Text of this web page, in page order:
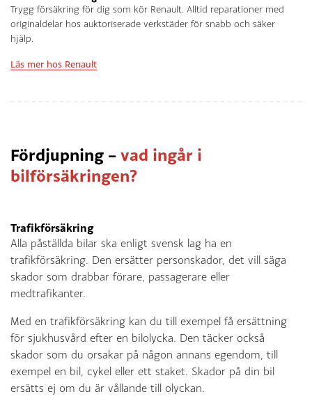
Trygg försäkring för dig som kör Renault. Alltid reparationer med
originaldelar hos auktoriserade verkstäder för snabb och säker
hjälp.
Läs mer hos Renault
Fördjupning – vad ingår i
bilförsäkringen?
Trafikförsäkring
Alla påställda bilar ska enligt svensk lag ha en
trafikförsäkring. Den ersätter personskador, det vill säga
skador som drabbar förare, passagerare eller
medtrafikanter.
Med en trafikförsäkring kan du till exempel få ersättning
för sjukhusvård efter en bilolycka. Den täcker också
skador som du orsakar på någon annans egendom, till
exempel en bil, cykel eller ett staket. Skador på din bil
ersätts ej om du är vållande till olyckan.